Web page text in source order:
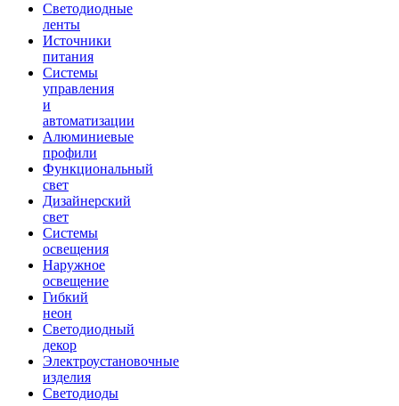
Светодиодные
ленты
Источники
питания
Системы
управления
и
автоматизации
Алюминиевые
профили
Функциональный
свет
Дизайнерский
свет
Системы
освещения
Наружное
освещение
Гибкий
неон
Светодиодный
декор
Электроустановочные
изделия
Светодиоды